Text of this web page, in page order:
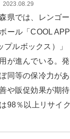
2023.08.29
県では、レンゴー
ール「COOL APP
プルボックス）」
が進んでいる。発
同等の保冷力があ
や販促効果が期待
98％以上リサイク